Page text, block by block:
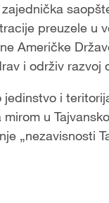
preuzele u
Američke
i održiv razvoj
i
u
„nezavisnosti